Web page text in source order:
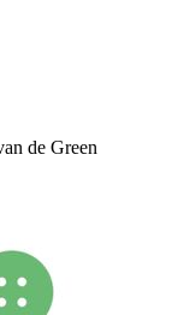
de Green